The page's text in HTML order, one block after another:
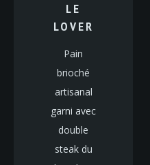
LE
LOVER
Pain
brioché
artisanal
garni avec
double
steak du